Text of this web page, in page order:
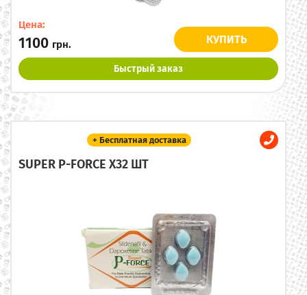
Цена:
1100 грн. КУПИТЬ
Быстрый заказ
+ Бесплатная доставка
SUPER P-FORCE X32 ШТ